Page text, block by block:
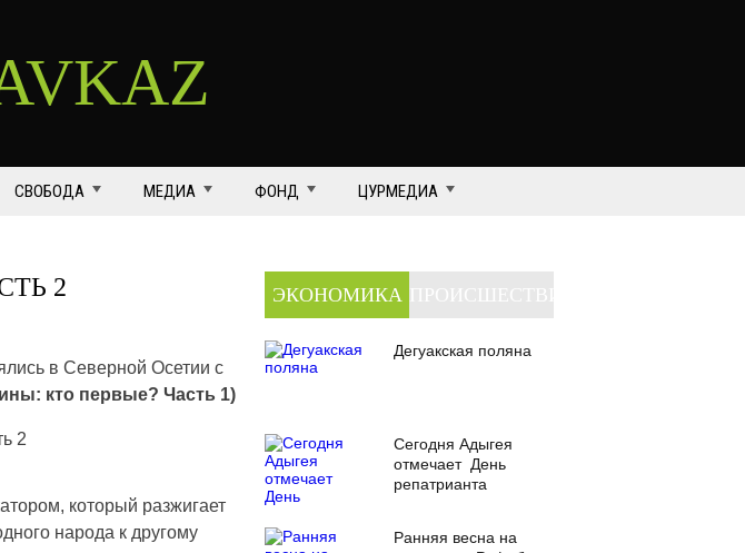
СВОБОДА МЕДИА ФОНД ЦУРМЕДИА
2
в Северной Осетии с
кто первые? Часть 1)
который разжигает
народа к другому
ЭКОНОМИКА
Дегуакская поляна
Сегодня Адыгея
отмечает День
репатрианта
Ранняя весна на